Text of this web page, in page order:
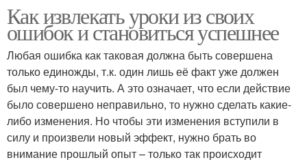
Как извлекать уроки из своих
ошибок и становиться успешнее
Любая ошибка как таковая должна быть совершена
только единожды, т.к. один лишь её факт уже должен
был чему-то научить. А это означает, что если действие
было совершено неправильно, то нужно сделать какие-
либо изменения. Но чтобы эти изменения вступили в
силу и произвели новый эффект, нужно брать во
внимание прошлый опыт – только так происходит